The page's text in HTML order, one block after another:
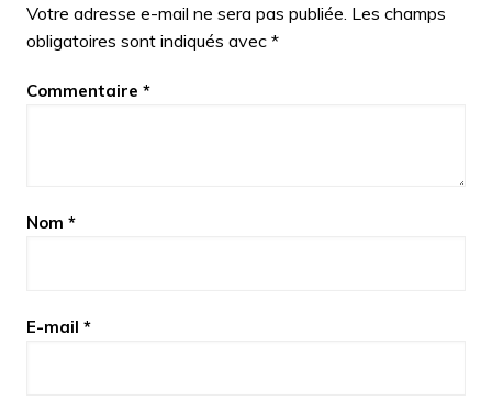
Votre adresse e-mail ne sera pas publiée. Les champs
obligatoires sont indiqués avec *
Commentaire *
Nom *
E-mail *